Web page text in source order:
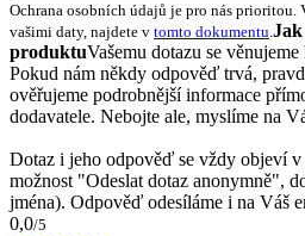
Ochrana osobních údajů je pro nás prioritou.
vašimi daty, najdete v tomto dokumentu.
produktuVašemu dotazu se
Pokud nám někdy odpověď trvá,
ověřujeme podrobnější informace
dodavatele. Nebojte ale, myslíme na
Dotaz i jeho odpověď se vždy objeví
možnost "Odeslat dotaz anonymně",
jména). Odpověď odesíláme i na Váš
0,0/5